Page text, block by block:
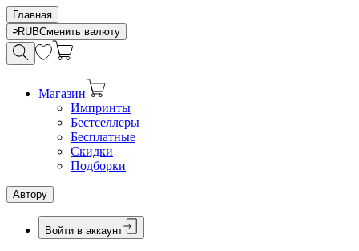
Главная
RUBСменить валюту
Магазин
Импринты
Бестселлеры
Бесплатные
Скидки
Подборки
Автору
Войти в аккаунт